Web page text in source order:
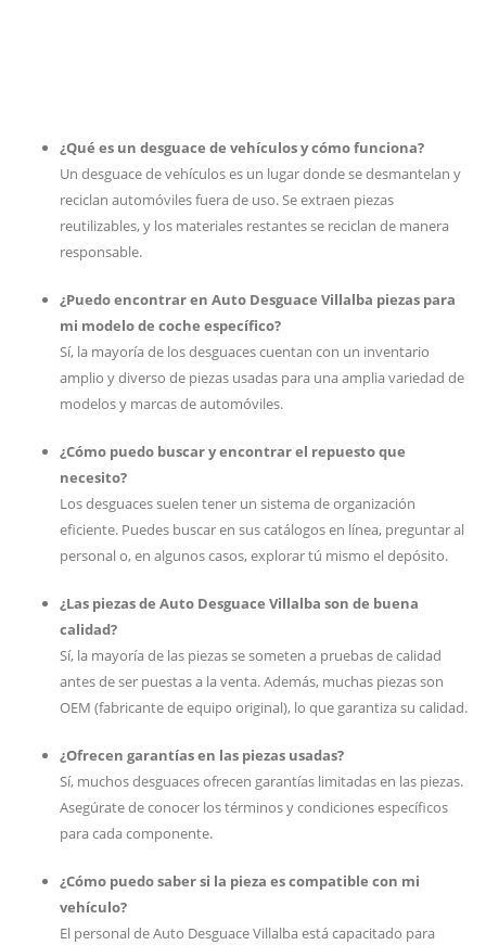
¿Qué es un desguace de vehículos y cómo funciona?
Un desguace de vehículos es un lugar donde se desmantelan y
reciclan automóviles fuera de uso. Se extraen piezas
reutilizables, y los materiales restantes se reciclan de manera
responsable.
¿Puedo encontrar en Auto Desguace Villalba piezas para
mi modelo de coche específico?
Sí, la mayoría de los desguaces cuentan con un inventario
amplio y diverso de piezas usadas para una amplia variedad de
modelos y marcas de automóviles.
¿Cómo puedo buscar y encontrar el repuesto que
necesito?
Los desguaces suelen tener un sistema de organización
eficiente. Puedes buscar en sus catálogos en línea, preguntar al
personal o, en algunos casos, explorar tú mismo el depósito.
¿Las piezas de Auto Desguace Villalba son de buena
calidad?
Sí, la mayoría de las piezas se someten a pruebas de calidad
antes de ser puestas a la venta. Además, muchas piezas son
OEM (fabricante de equipo original), lo que garantiza su calidad.
¿Ofrecen garantías en las piezas usadas?
Sí, muchos desguaces ofrecen garantías limitadas en las piezas.
Asegúrate de conocer los términos y condiciones específicos
para cada componente.
¿Cómo puedo saber si la pieza es compatible con mi
vehículo?
El personal de Auto Desguace Villalba está capacitado para